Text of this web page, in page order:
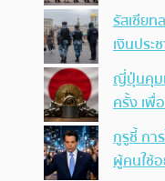
รัสเซีย
เงินประ
ญี่ปุ่นคุม
ครั้ง เพื่
กูรูชี้ กา
ผู้คนใช้